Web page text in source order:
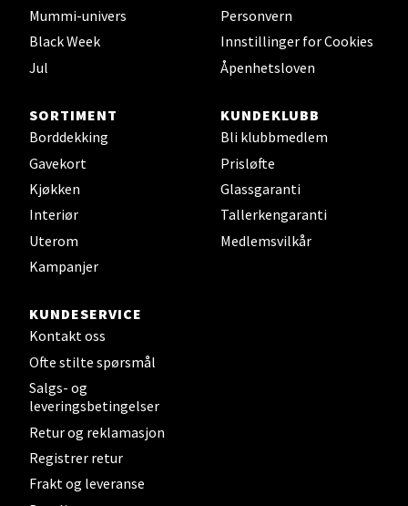
Mummi-univers
Black Week
Jul
Personvern
Innstillinger for Cookies
Åpenhetsloven
SORTIMENT
Borddekking
Gavekort
Kjøkken
Interiør
Uterom
Kampanjer
KUNDEKLUBB
Bli klubbmedlem
Prisløfte
Glassgaranti
Tallerkengaranti
Medlemsvilkår
KUNDESERVICE
Kontakt oss
Ofte stilte spørsmål
Salgs- og
leveringsbetingelser
Retur og reklamasjon
Registrer retur
Frakt og leveranse
0 i butikk
Velg
Bergen - Thon Senter Åsane
Åsane Storsenter, 5116 Ulset
Åpent i dag 10-21
0 i butikk